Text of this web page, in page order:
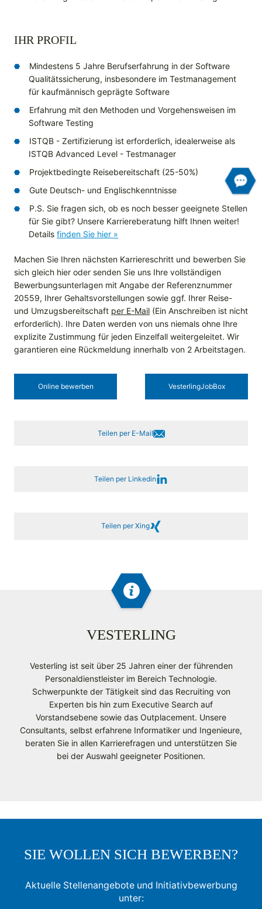
IHR PROFIL
Mindestens 5 Jahre Berufserfahrung in der Software
Qualitätssicherung, insbesondere im Testmanagement
für kaufmännisch geprägte Software
Erfahrung mit den Methoden und Vorgehensweisen im
Software Testing
ISTQB - Zertifizierung ist erforderlich, idealerweise als
ISTQB Advanced Level - Testmanager
Projektbedingte Reisebereitschaft (25-50%)
Gute Deutsch- und Englischkenntnisse
P.S. Sie fragen sich, ob es noch besser geeignete Stellen
für Sie gibt? Unsere Karriereberatung hilft Ihnen weiter!
Details finden Sie hier »
Machen Sie Ihren nächsten Karriereschritt und bewerben Sie
sich gleich hier oder senden Sie uns Ihre vollständigen
Bewerbungsunterlagen mit Angabe der Referenznummer
20559, Ihrer Gehaltsvorstellungen sowie ggf. Ihrer Reise-
und Umzugsbereitschaft per E-Mail (Ein Anschreiben ist nicht
erforderlich). Ihre Daten werden von uns niemals ohne Ihre
explizite Zustimmung für jeden Einzelfall weitergeleitet. Wir
garantieren eine Rückmeldung innerhalb von 2 Arbeitstagen.
Online bewerben Vesterling­JobBox
Teilen per E-Mail
Teilen per Linkedin
Teilen per Xing
VESTERLING
Vesterling ist seit über 25 Jahren einer der führenden
Personaldienstleister im Bereich Technologie.
Schwerpunkte der Tätigkeit sind das Recruiting von
Experten bis hin zum Executive Search auf
Vorstandsebene sowie das Outplacement. Unsere
Consultants, selbst erfahrene Informatiker und Ingenieure,
beraten Sie in allen Karrierefragen und unterstützen Sie
bei der Auswahl geeigneter Positionen.
SIE WOLLEN SICH BEWERBEN?
Aktuelle Stellenangebote und Initiativbewerbung
unter: